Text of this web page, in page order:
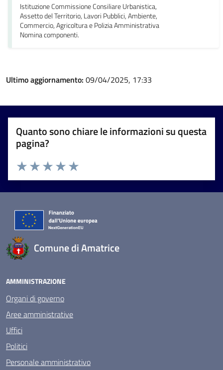
Istituzione Commissione Consiliare Urbanistica,
Assetto del Territorio, Lavori Pubblici, Ambiente,
Commercio, Agricoltura e Polizia Amministrativa
Nomina componenti.
Ultimo aggiornamento: 09/04/2025, 17:33
Quanto sono chiare le informazioni su questa
pagina?
Valuta 5 stelle su 5
Valuta 4 stelle su 5
Valuta 3 stelle su 5
Valuta 2 stelle su 5
Valuta 1 stelle su 5
Comune di Amatrice
AMMINISTRAZIONE
Organi di governo
Aree amministrative
Uffici
Politici
Personale amministrativo